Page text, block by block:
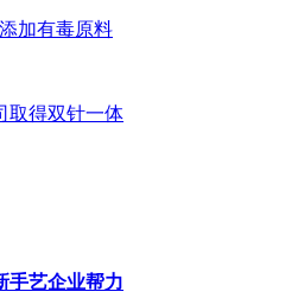
加有毒原料
取得双针一体
手艺企业帮力